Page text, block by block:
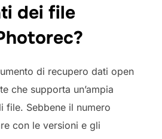
dei file
di recupero dati open
che supporta un’ampia
file. Sebbene il numero
con le versioni e gli